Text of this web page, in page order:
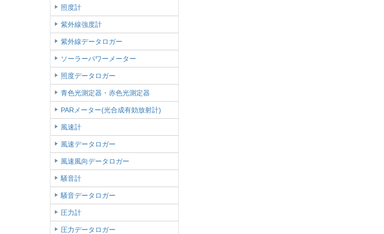
照度計
紫外線強度計
紫外線データロガー
ソーラーパワーメーター
照度データロガー
青色光測定器・赤色光測定器
PARメーター(光合成有効放射計)
風速計
風速データロガー
風速風向データロガー
騒音計
騒音データロガー
圧力計
圧力データロガー